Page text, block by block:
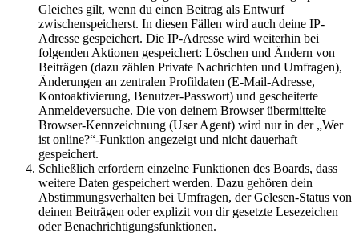
Gleiches gilt, wenn du einen Beitrag als Entwurf
zwischenspeicherst. In diesen Fällen wird auch deine IP-
Adresse gespeichert. Die IP-Adresse wird weiterhin bei
folgenden Aktionen gespeichert: Löschen und Ändern von
Beiträgen (dazu zählen Private Nachrichten und Umfragen),
Änderungen an zentralen Profildaten (E-Mail-Adresse,
Kontoaktivierung, Benutzer-Passwort) und gescheiterte
Anmeldeversuche. Die von deinem Browser übermittelte
Browser-Kennzeichnung (User Agent) wird nur in der „Wer
ist online?“-Funktion angezeigt und nicht dauerhaft
gespeichert.
Schließlich erfordern einzelne Funktionen des Boards, dass
weitere Daten gespeichert werden. Dazu gehören dein
Abstimmungsverhalten bei Umfragen, der Gelesen-Status von
deinen Beiträgen oder explizit von dir gesetzte Lesezeichen
oder Benachrichtigungsfunktionen.